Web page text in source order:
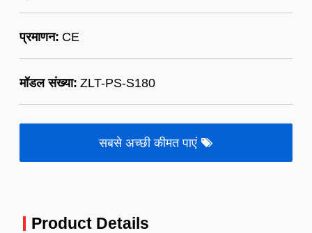
प्रमाणन: CE
मॉडल संख्या: ZLT-PS-S180
सबसे अच्छी कीमत पाएं
Product Details